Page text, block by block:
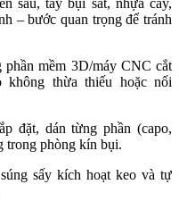
sâu, tẩy bụi sắt, nhựa cây,
– bước quan trọng để tránh
phần mềm 3D/máy CNC cắt
thừa thiếu hoặc nối
đặt, dán từng phần (capo,
trong phòng kín bụi.
sấy kích hoạt keo và tự